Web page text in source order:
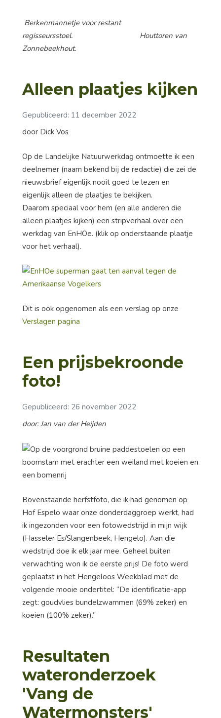
Berkenmannetje voor restant
regisseursstoel. Houttoren van
Zonnebeekhout.
Alleen plaatjes kijken
Gepubliceerd: 11 december 2022
door Dick Vos
Op de Landelijke Natuurwerkdag ontmoette ik een
deelnemer (naam bekend bij de redactie) die zei de
nieuwsbrief eigenlijk nooit goed te lezen en
eigenlijk alleen de plaatjes te bekijken.
Daarom speciaal voor hem (en alle anderen die
alleen plaatjes kijken) een stripverhaal over een
werkdag van EnHOe. (klik op onderstaande plaatje
voor het verhaal).
Dit is ook opgenomen als een verslag op onze
Verslagen pagina
Een prijsbekroonde
foto!
Gepubliceerd: 26 november 2022
door: Jan van der Heijden
Bovenstaande herfstfoto, die ik had genomen op
Hof Espelo waar onze donderdaggroep werkt, had
ik ingezonden voor een fotowedstrijd in mijn wijk
(Hasseler Es/Slangenbeek, Hengelo). Aan die
wedstrijd doe ik elk jaar mee. Geheel buiten
verwachting won ik de eerste prijs! De foto werd
geplaatst in het Hengeloos Weekblad met de
volgende mooie ondertitel: “De identificatie-app
zegt: goudvlies bundelzwammen (69% zeker) en
koeien (100% zeker).”
Resultaten
wateronderzoek
'Vang de
Watermonsters'